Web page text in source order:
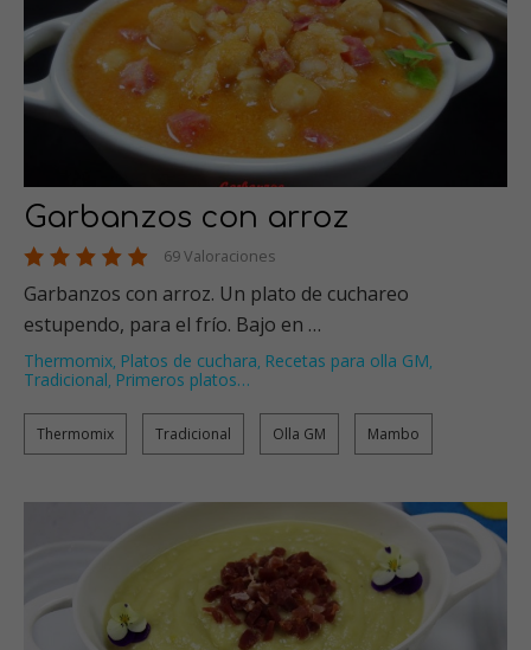
Garbanzos con arroz
69 Valoraciones
Garbanzos con arroz. Un plato de cuchareo
estupendo, para el frío. Bajo en …
Thermomix, Platos de cuchara, Recetas para olla GM,
Tradicional, Primeros platos…
Thermomix Tradicional Olla GM Mambo